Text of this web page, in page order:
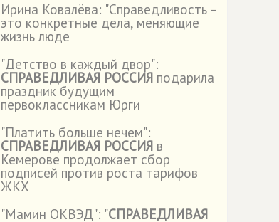
Ирина Ковалёва: "Справедливость –
это конкретные дела, меняющие
жизнь люде
"Детство в каждый двор":
СПРАВЕДЛИВАЯ РОССИЯ подарила
праздник будущим
первоклассникам Юрги
"Платить больше нечем":
СПРАВЕДЛИВАЯ РОССИЯ в
Кемерове продолжает сбор
подписей против роста тарифов
ЖКХ
"Мамин ОКВЭД": "СПРАВЕДЛИВАЯ